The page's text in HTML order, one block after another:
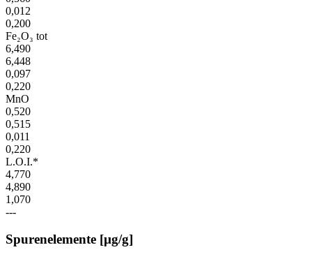
0,012
0,200
Fe₂O₃ tot
6,490
6,448
0,097
0,220
MnO
0,520
0,515
0,011
0,220
L.O.I.*
4,770
4,890
1,070
---
Spurenelemente [µg/g]